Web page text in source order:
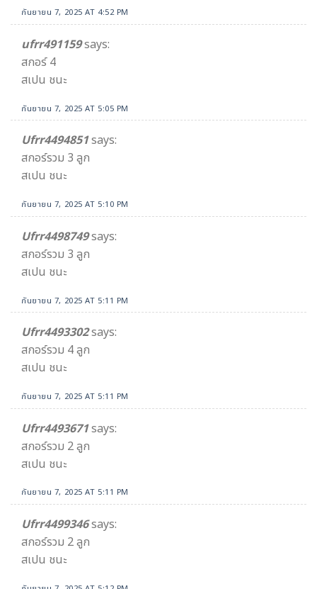
กันยายน 7, 2025 AT 4:52 PM
ufrr491159says:
สกอร์ 4
สเปน ชนะ
กันยายน 7, 2025 AT 5:05 PM
Ufrr4494851says:
สกอร์รวม 3 ลูก
สเปน ชนะ
กันยายน 7, 2025 AT 5:10 PM
Ufrr4498749says:
สกอร์รวม 3 ลูก
สเปน ชนะ
กันยายน 7, 2025 AT 5:11 PM
Ufrr4493302says:
สกอร์รวม 4 ลูก
สเปน ชนะ
กันยายน 7, 2025 AT 5:11 PM
Ufrr4493671says:
สกอร์รวม 2 ลูก
สเปน ชนะ
กันยายน 7, 2025 AT 5:11 PM
Ufrr4499346says:
สกอร์รวม 2 ลูก
สเปน ชนะ